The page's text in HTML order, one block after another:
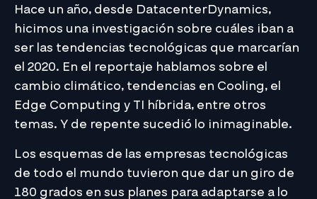
Hace un año, desde DatacenterDynamics,
hicimos una investigación sobre cuáles iban a
ser las tendencias tecnológicas que marcarían
el 2020. En el reportaje hablamos sobre el
cambio climático, tendencias en Cooling, el
Edge Computing y TI híbrida, entre otros
temas. Y de repente sucedió lo inimaginable.
Los esquemas de las empresas tecnológicas
de todo el mundo tuvieron que dar un giro de
180 grados en sus planes para adaptarse a lo